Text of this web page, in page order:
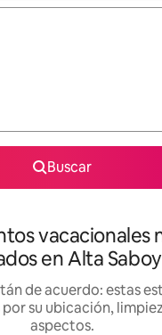
Buscar
vacacionales
en Alta
de acuerdo: estas
su ubicación,
aspectos.